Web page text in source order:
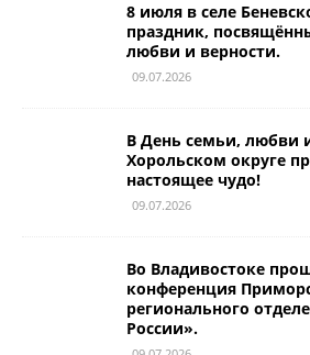
8 июля в селе
праздник,
любви и верности.
09.07.2026
В День семьи, любви
Хорольском округе
настоящее чудо!
09.07.2026
Во Владивостоке
конференция
регионального
России».